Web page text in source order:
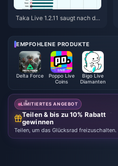
Taka Live 1.2.11 saugt nach de
ösungen
EMPFOHLENE PRODUKTE
Delta Force
Poppo Live
Coins
Bigo Live
Diamanten
LIMITIERTES ANGEBOT
Teilen & bis zu 10% Rabatt
gewinnen
Teilen, um das Glücksrad freizuschalten.